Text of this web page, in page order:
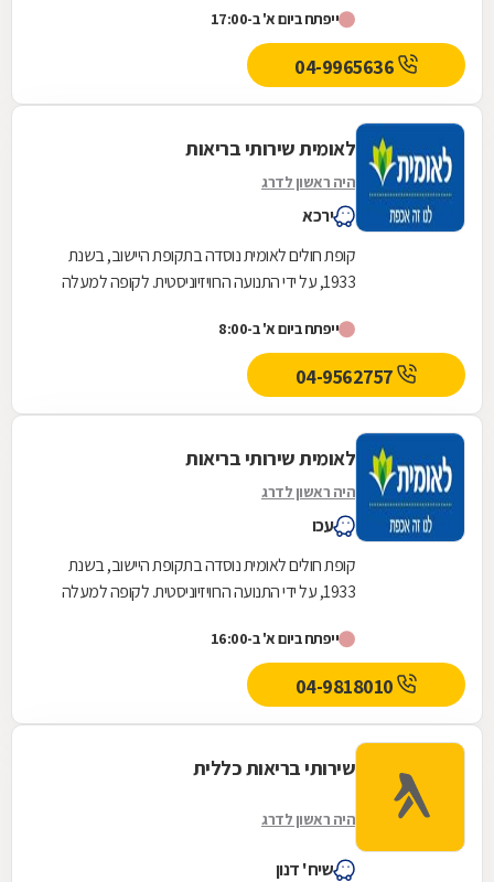
אחת...ייפתח ביום א' ב-17:00
לאומית שירותי בריאות
היה ראשון לדרג
ירכא
קופת חולים לאומית נוסדה בתקופת היישוב, בשנת
1933, על ידי התנועה הרוויזיוניסטית. לקופה למעלה
אחת...ייפתח ביום א' ב-8:00
04-9562757
לאומית שירותי בריאות
היה ראשון לדרג
עכו
קופת חולים לאומית נוסדה בתקופת היישוב, בשנת
1933, על ידי התנועה הרוויזיוניסטית. לקופה למעלה
אחת...ייפתח ביום א' ב-16:00
04-9818010
שירותי בריאות כללית
היה ראשון לדרג
שיח' דנון